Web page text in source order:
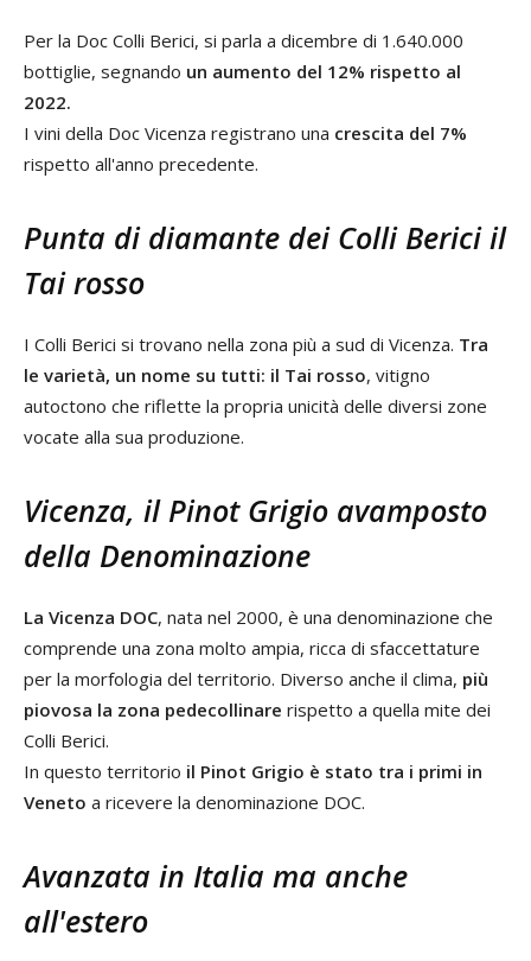
Per la Doc Colli Berici, si parla a dicembre di 1.640.000
bottiglie, segnando un aumento del 12% rispetto al
2022.
I vini della Doc Vicenza registrano una crescita del 7%
rispetto all'anno precedente.
Punta di diamante dei Colli Berici il
Tai rosso
I Colli Berici si trovano nella zona più a sud di Vicenza. Tra
le varietà, un nome su tutti: il Tai rosso, vitigno
autoctono che riflette la propria unicità delle diversi zone
vocate alla sua produzione.
Vicenza, il Pinot Grigio avamposto
della Denominazione
La Vicenza DOC, nata nel 2000, è una denominazione che
comprende una zona molto ampia, ricca di sfaccettature
per la morfologia del territorio. Diverso anche il clima, più
piovosa la zona pedecollinare rispetto a quella mite dei
Colli Berici.
In questo territorio il Pinot Grigio è stato tra i primi in
Veneto a ricevere la denominazione DOC.
Avanzata in Italia ma anche
all'estero